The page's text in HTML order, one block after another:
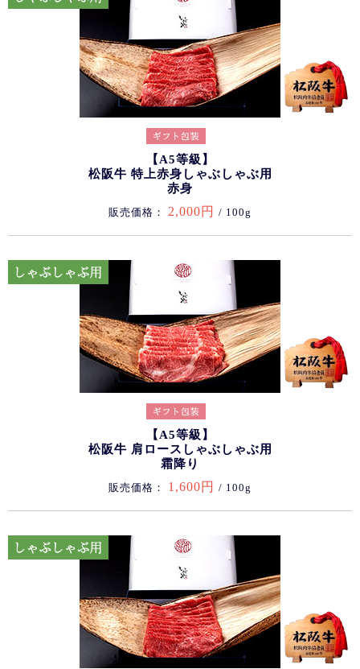
【A5等級】
松阪牛 特上赤身しゃぶしゃぶ用
赤身
販売価格： 2,000円 / 100g
【A5等級】
松阪牛 肩ロースしゃぶしゃぶ用
霜降り
販売価格： 1,600円 / 100g